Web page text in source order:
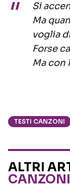
Si
Ma
voglia
Forse
Ma con
TESTI CANZONI
ALTRI
CANZONI